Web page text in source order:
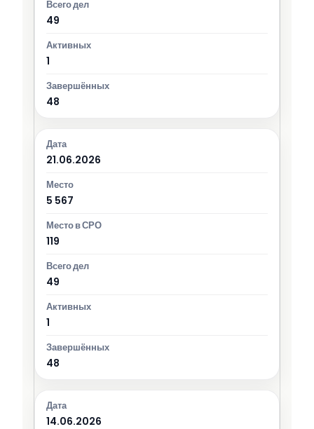
49
1
48
21.06.2026
5 567
119
49
1
48
14.06.2026